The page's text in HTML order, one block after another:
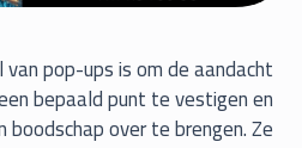
pop-ups is om de aandacht
bepaald punt te vestigen en
over te brengen. Ze